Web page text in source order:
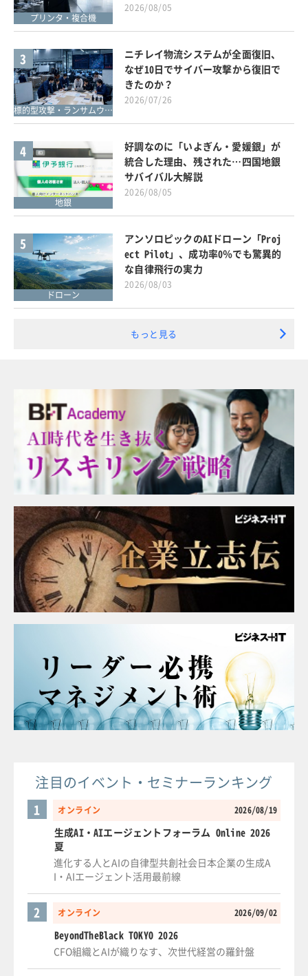
プリンタ・複合機
2026/08/05
3
標的型攻撃・ランサムウェア対策
ニチレイ物流システムが全面復旧、
なぜ10日でサイバー攻撃から復旧で
きたのか？
2026/07/26
4
地銀
好調なのに「いよぎん・愛媛銀」が
統合した理由、残された…四国地銀
サバイバル大解説
2026/08/05
5
ドローン
アンソロピックのAIドローン「Proj
ect Pilot」、成功率0％でも驚異的
な自律飛行の実力
2026/08/03
もっと見る
注目のイベント・セミナーランキング
オンライン 2026/08/19
1
生成AI・AIエージェントフォーラム Online 2026
夏
進化する人とAIの自律型共創社会日本企業の生成A
I・AIエージェント活用最前線
オンライン 2026/09/02
2
BeyondTheBlack TOKYO 2026
CFO組織とAIが織りなす、次世代経営の羅針盤